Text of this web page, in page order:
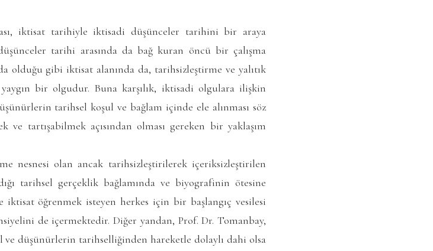
iktisat tarihiyle iktisadi düşünceler tarihini bir araya
tarihi arasında da bağ kuran öncü bir çalışma
olduğu gibi iktisat alanında da, tarihsizleştirme ve yalıtık
bir olgudur. Buna karşılık, iktisadi olgulara ilişkin
tarihsel koşul ve bağlam içinde ele alınması söz
ve tartışabilmek açısından olması gereken bir yaklaşım
nesnesi olan ancak tarihsizleştirilerek içeriksizleştirilen
tarihsel gerçeklik bağlamında ve biyografinin ötesine
iktisat öğrenmek isteyen herkes için bir başlangıç vesilesi
de içermektedir. Diğer yandan, Prof. Dr. Tomanbay,
ve düşünürlerin tarihselliğinden hareketle dolaylı dahi olsa